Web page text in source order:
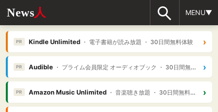
News人 MENU▼
PR Kindle Unlimited・ 電子書籍が読み放題 ・ 30日間無料体験 ›
PR Audible・ プライム会員限定 オーディオブック ・ 30日間無料体験 ›
PR Amazon Music Unlimited・ 音楽聴き放題 ・ 30日間無料体験 ›